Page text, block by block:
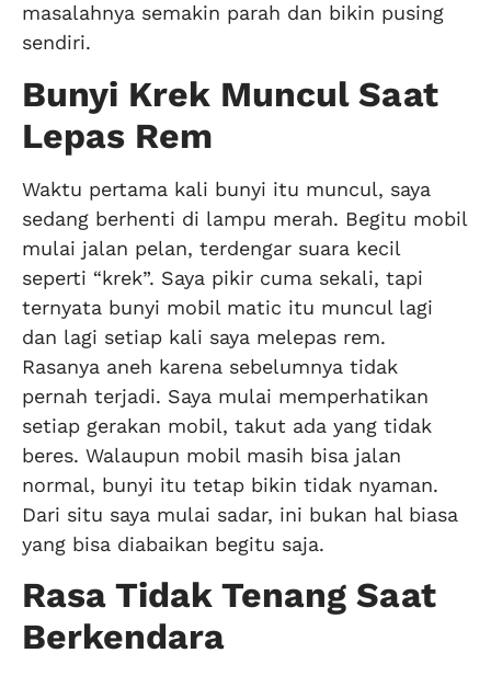
masalahnya semakin parah dan bikin pusing
sendiri.
Bunyi Krek Muncul Saat
Lepas Rem
Waktu pertama kali bunyi itu muncul, saya
sedang berhenti di lampu merah. Begitu mobil
mulai jalan pelan, terdengar suara kecil
seperti “krek”. Saya pikir cuma sekali, tapi
ternyata bunyi mobil matic itu muncul lagi
dan lagi setiap kali saya melepas rem.
Rasanya aneh karena sebelumnya tidak
pernah terjadi. Saya mulai memperhatikan
setiap gerakan mobil, takut ada yang tidak
beres. Walaupun mobil masih bisa jalan
normal, bunyi itu tetap bikin tidak nyaman.
Dari situ saya mulai sadar, ini bukan hal biasa
yang bisa diabaikan begitu saja.
Rasa Tidak Tenang Saat
Berkendara